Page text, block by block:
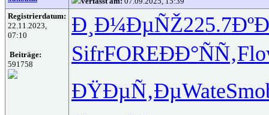
Registrierdatum:
22.11.2023,
07:10
Beiträge:
591758
Ð¸Ð¼ÐµÑŽ225.7
SifrFOREÐÐ°ÑÑ‚
ÐŸÐµÑ‚ÐµWate